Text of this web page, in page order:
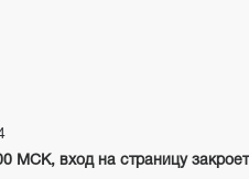
МСК, вход на страницу